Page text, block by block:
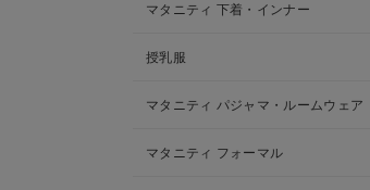
マタニティ 下着・インナー
授乳服
マタニティ パジャマ・ルームウェア
マタニティ フォーマル